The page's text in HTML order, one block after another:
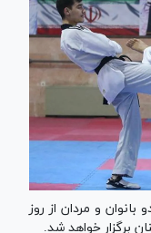
و مردان از روز
برگزار خواهد شد.